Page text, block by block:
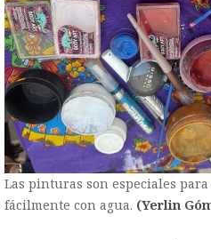
Las pinturas son especiales
fácilmente con agua. (Yerlin